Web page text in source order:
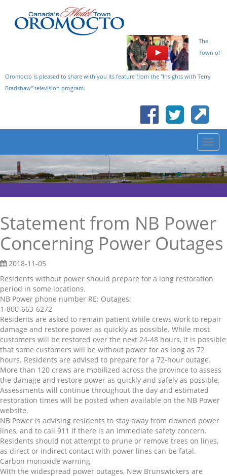
The
Town of
Oromocto is pleased to share with you its feature from the "Insights with Terry
Bradshaw" television program.
Statement from NB Power
Concerning Power Outages
2018-11-05
Residents without power should prepare for a long restoration
period in some locations.
NB Power phone number RE: Outages;
1-800-663-6272
Residents are asked to remain patient while crews work to repair
damage and restore power as quickly as possible. While most
customers will be restored over the next 24-48 hours, it is possible
that some customers will be without power for as long as 72
hours. Residents are advised to prepare for a 72-hour outage.
More than 120 crews are mobilized across the province to assess
the damage and restore power as quickly and safely as possible.
Assessments will continue throughout the day and estimated
restoration times will be posted when available on the NB Power
website.
NB Power is advising residents to stay away from downed power
lines, and to call 911 if there is an immediate safety concern.
Residents should not attempt to prune or remove trees on lines,
as direct or indirect contact with power lines can be fatal.
Carbon monoxide warning
With the widespread power outages, New Brunswickers are